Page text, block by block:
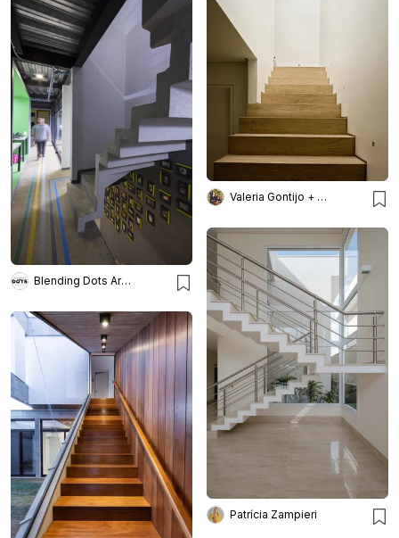
Valeria Gontijo + Arquitetos
Blending Dots Arquitectos
Patrícia Zampieri